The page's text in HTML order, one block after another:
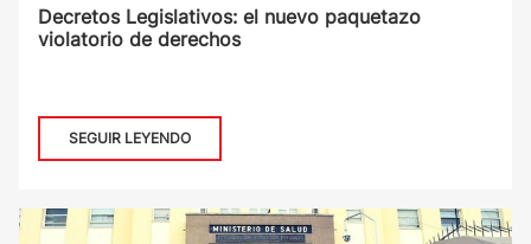
Decretos Legislativos: el nuevo paquetazo
violatorio de derechos
SEGUIR LEYENDO